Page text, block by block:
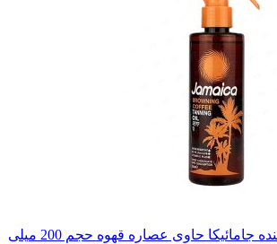
روغن برنزه کننده جامائیکا حاوی عصاره قهوه حجم 200 میلی